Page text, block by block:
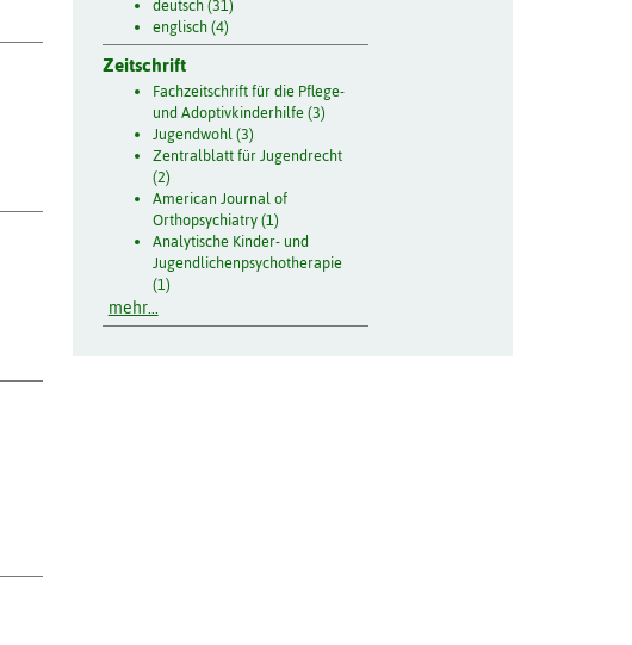
deutsch (31)
englisch (4)
Zeitschrift
Fachzeitschrift für die Pflege-
und Adoptivkinderhilfe (3)
Jugendwohl (3)
Zentralblatt für Jugendrecht
(2)
American Journal of
Orthopsychiatry (1)
Analytische Kinder- und
Jugendlichenpsychotherapie
(1)
mehr...